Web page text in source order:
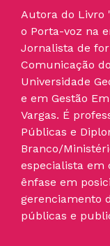
Autora do Livro
o Porta-voz na
Jornalista de
Comunicação
Universidade
e em Gestão
Vargas. É
Públicas e
Branco/
especialista em
ênfase em
gerenciamento
públicas e